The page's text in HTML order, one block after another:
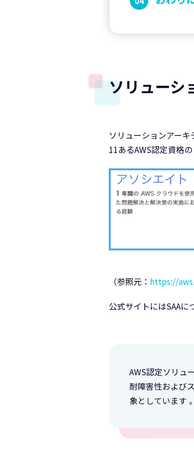
ソリューシ
ソリューションアーキ
11あるAWS認定資格
（参照元： https://
公式サイトにはSAAに
AWS認定ソリュ
耐障害性および
象としています 。